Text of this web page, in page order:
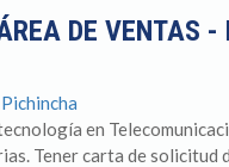
DE VENTAS -
en
Tener carta de solicitud